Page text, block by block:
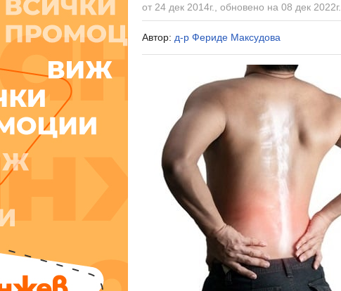
от 24 дек 2014г., обновено на 08 дек 2022г.
Автор: д-р Фериде Максудова